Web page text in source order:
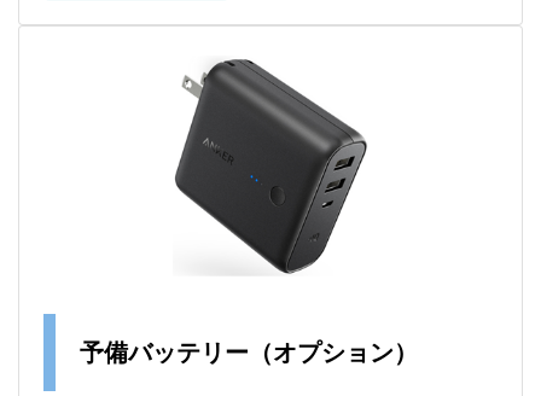
予備バッテリー（オプション）